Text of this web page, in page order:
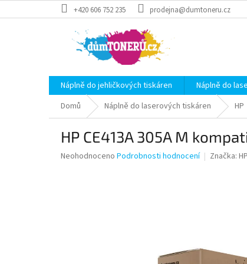
na
+420 606 752 235 prodejna@dumtoneru.cz
Náplně do jehličkových tiskáren Náplně do
Domů
Náplně do laserových tiskáren HP
HP CE413A 305A M
Průměrné
Neohodnoceno Podrobnosti hodnocení Značka: HP